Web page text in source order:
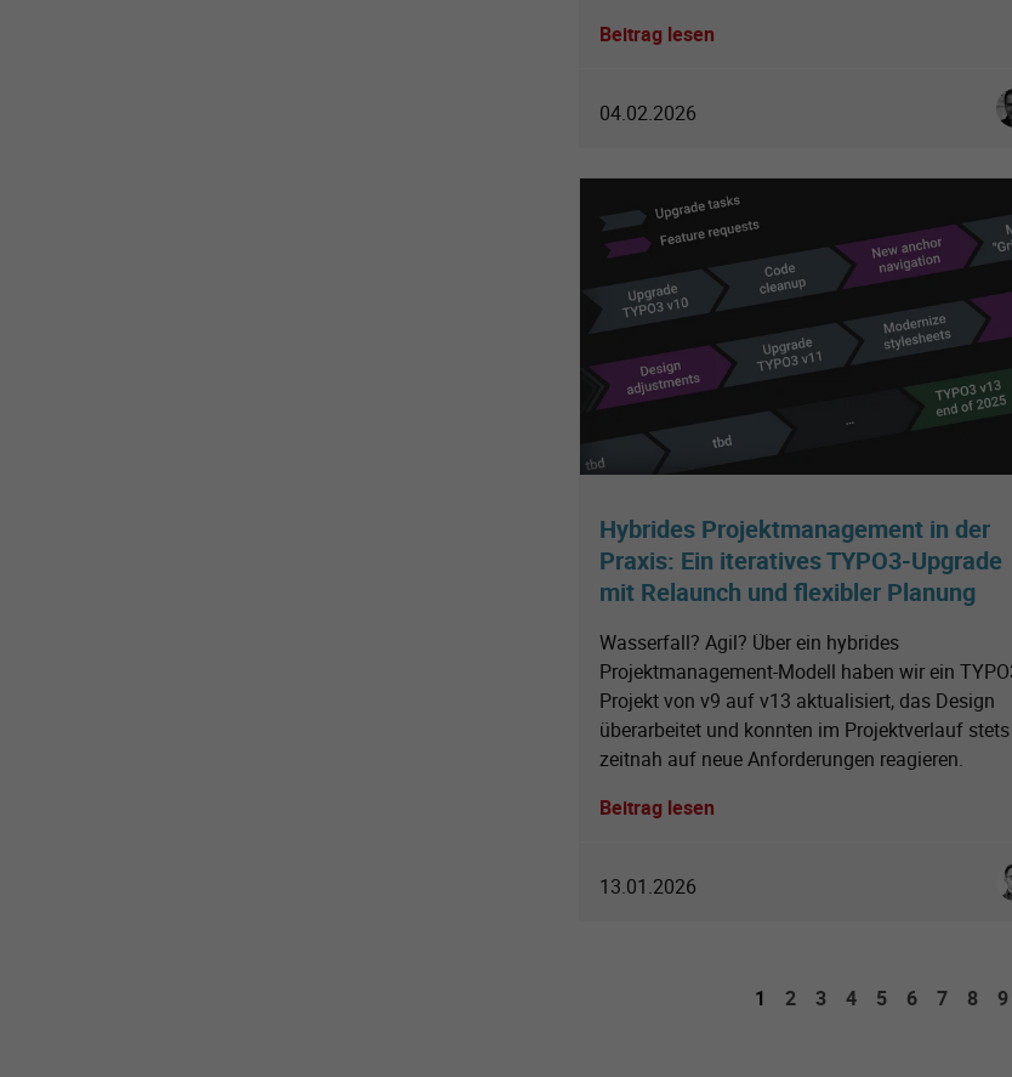
Beitrag lesen
04.02.2026
Hybrides Projektmanagement in der
Praxis: Ein iteratives TYPO3-Upgrade
mit Relaunch und flexibler Planung
Wasserfall? Agil? Über ein hybrides
Projektmanagement-Modell haben wir ein
Projekt von v9 auf v13 aktualisiert, das Design
überarbeitet und konnten im Projektverlauf stets
zeitnah auf neue Anforderungen reagieren.
Beitrag lesen
13.01.2026
1 2 3 4 5 6 7 8 9